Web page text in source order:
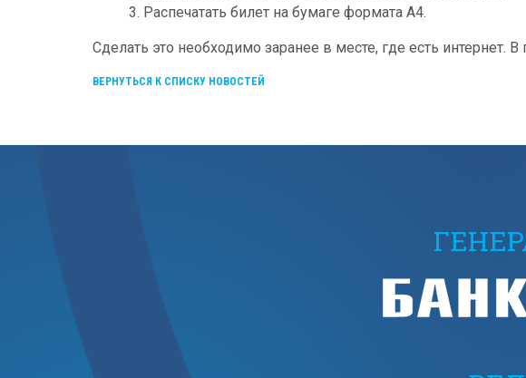
3. Распечатать билет на бумаге формата А4.
Сделать это необходимо заранее в месте, где есть
ВЕРНУТЬСЯ К СПИСКУ НОВОСТЕЙ